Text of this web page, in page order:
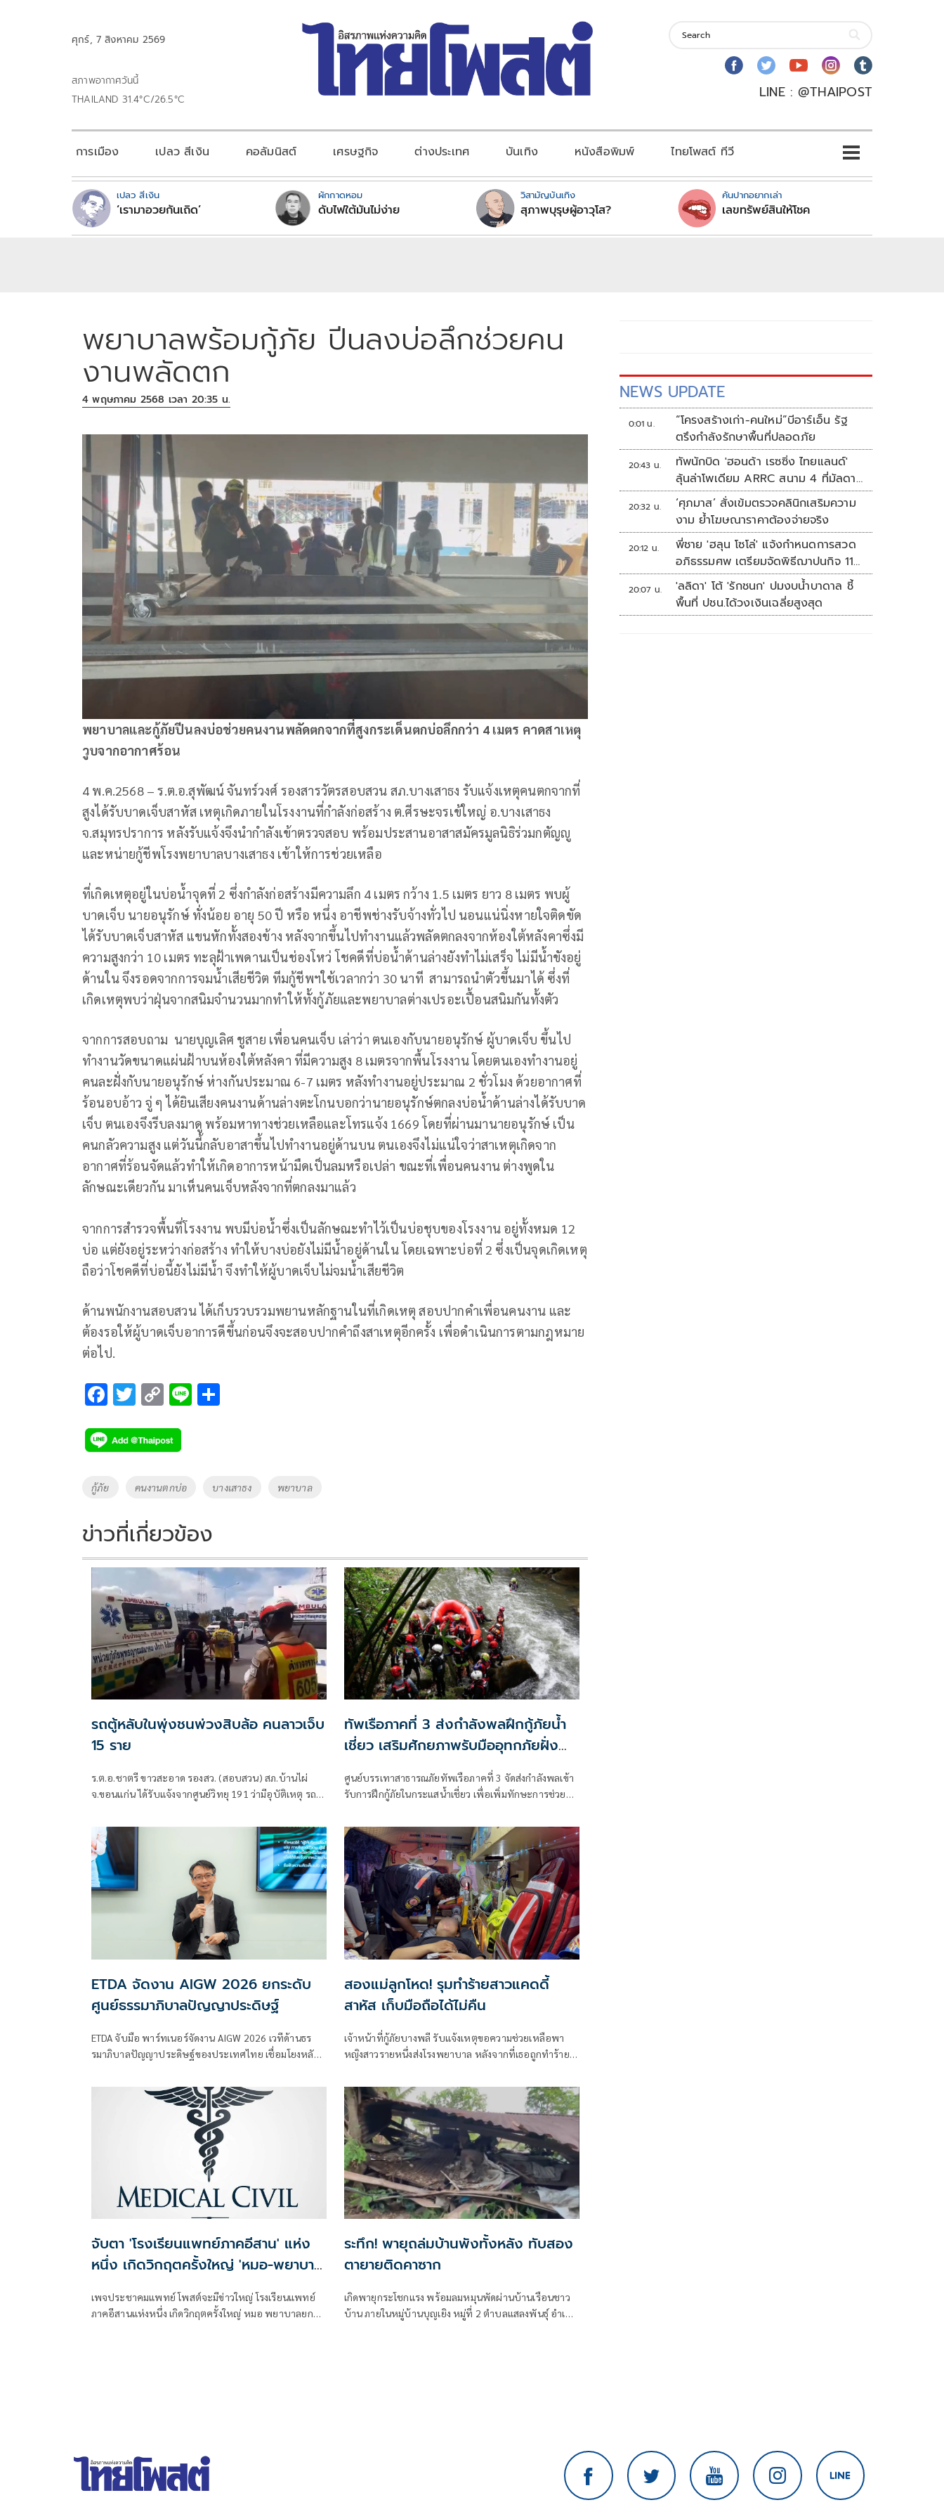
ศุกร์, 7 สิงหาคม 2569
สภาพอากาศวันนี้
THAILAND 31.4°C/26.5°C
LINE : @THAIPOST
การเมือง เปลว สีเงิน คอลัมนิสต์ เศรษฐกิจ ต่างประเทศ บันเทิง หนังสือพิมพ์ ไทยโพสต์ ทีวี
เปลว สีเงิน
‘เรามาอวยกันเถิด’
ผักกาดหอม
ดับไฟใต้มันไม่ง่าย
วิสามัญบันเทิง
สุภาพบุรุษผู้อาวุโส?
คันปากอยากเล่า
เลขทรัพย์สินให้โชค
พยาบาลพร้อมกู้ภัย ปีนลงบ่อลึกช่วยคน
งานพลัดตก
4 พฤษภาคม 2568 เวลา 20:35 น.
พยาบาลและกู้ภัยปีนลงบ่อช่วยคนงานพลัดตกจากที่สูงกระเด็นตกบ่อลึกกว่า 4 เมตร คาดสาเหตุ
วูบจากอากาศร้อน
4 พ.ค.2568 – ร.ต.อ.สุพัฒน์ จันทร์วงศ์ รองสารวัตรสอบสวน สภ.บางเสาธง รับแจ้งเหตุคนตกจากที่
สูงได้รับบาดเจ็บสาหัส เหตุเกิดภายในโรงงานที่กำลังก่อสร้าง ต.ศีรษะจรเข้ใหญ่ อ.บางเสาธง
จ.สมุทรปราการ หลังรับแจ้งจึงนำกำลังเข้าตรวจสอบ พร้อมประสานอาสาสมัครมูลนิธิร่วมกตัญญู
และหน่ายกู้ชีพโรงพยาบาลบางเสาธง เข้าให้การช่วยเหลือ
ที่เกิดเหตุอยู่ในบ่อน้ำจุดที่ 2 ซึ่งกำลังก่อสร้างมีความลึก 4 เมตร กว้าง 1.5 เมตร ยาว 8 เมตร พบผู้
บาดเจ็บ นายอนุรักษ์ ทั่งน้อย อายุ 50 ปี หรือ หนึ่ง อาชีพช่างรับจ้างทั่วไป นอนแน่นิ่งหายใจติดขัด
ได้รับบาดเจ็บสาหัส แขนหักทั้งสองข้าง หลังจากขึ้นไปทำงานแล้วพลัดตกลงจากห้องใต้หลังคาซึ่งมี
ความสูงกว่า 10 เมตร ทะลุฝ้าเพดานเป็นช่องโหว่ โชคดีที่บ่อน้ำด้านล่างยังทำไม่เสร็จ ไม่มีน้ำขังอยู่
ด้านใน จึงรอดจากการจมน้ำเสียชีวิต ทีมกู้ชีพฯใช้เวลากว่า 30 นาที สามารถนำตัวขึ้นมาได้ ซึ่งที่
เกิดเหตุพบว่าฝุ่นจากสนิมจำนวนมากทำให้ทั้งกู้ภัยและพยาบาลต่างเปรอะเปื้อนสนิมกันทั้งตัว
จากการสอบถาม นายบุญเลิศ ชูสาย เพื่อนคนเจ็บ เล่าว่า ตนเองกับนายอนุรักษ์ ผู้บาดเจ็บ ขึ้นไป
ทำงานวัดขนาดแผ่นฝ้าบนห้องใต้หลังคา ที่มีความสูง 8 เมตรจากพื้นโรงงาน โดยตนเองทำงานอยู่
คนละฝั่งกับนายอนุรักษ์ ห่างกันประมาณ 6-7 เมตร หลังทำงานอยู่ประมาณ 2 ชั่วโมง ด้วยอากาศที่
ร้อนอบอ้าว จู่ ๆ ได้ยินเสียงคนงานด้านล่างตะโกนบอกว่านายอนุรักษ์ตกลงบ่อน้ำด้านล่างได้รับบาด
เจ็บ ตนเองจึงรีบลงมาดู พร้อมหาทางช่วยเหลือและโทรแจ้ง 1669 โดยที่ผ่านมานายอนุรักษ์ เป็น
คนกลัวความสูง แต่วันนี้กลับอาสาขึ้นไปทำงานอยู่ด้านบน ตนเองจึงไม่แน่ใจว่าสาเหตุเกิดจาก
อากาศที่ร้อนจัดแล้วทำให้เกิดอาการหน้ามืดเป็นลมหรือเปล่า ขณะที่เพื่อนคนงาน ต่างพูดใน
ลักษณะเดียวกัน มาเห็นคนเจ็บหลังจากที่ตกลงมาแล้ว
จากการสำรวจพื้นที่โรงงาน พบมีบ่อน้ำซึ่งเป็นลักษณะทำไว้เป็นบ่อชุบของโรงงาน อยู่ทั้งหมด 12
บ่อ แต่ยังอยู่ระหว่างก่อสร้าง ทำให้บางบ่อยังไม่มีน้ำอยู่ด้านใน โดยเฉพาะบ่อที่ 2 ซึ่งเป็นจุดเกิดเหตุ
ถือว่าโชคดีที่บ่อนี้ยังไม่มีน้ำ จึงทำให้ผู้บาดเจ็บไม่จมน้ำเสียชีวิต
ด้านพนักงานสอบสวน ได้เก็บรวบรวมพยานหลักฐานในที่เกิดเหตุ สอบปากคำเพื่อนคนงาน และ
ต้องรอให้ผู้บาดเจ็บอาการดีขึ้นก่อนจึงจะสอบปากคำถึงสาเหตุอีกครั้ง เพื่อดำเนินการตามกฎหมาย
ต่อไป.
F
e
b
o
k
T
tt
er
C
p
y
Li
k
Li
Tags
กู้ภัย คนงานตกบ่อ บางเสาธง พยาบาล
ข่าวที่เกี่ยวข้อง
รถตู้หลับในพุ่งชนพ่วงสิบล้อ คนลาวเจ็บ
15 ราย
ร.ต.อ.ชาตรี ขาวสะอาด รองสว. (สอบสวน) สภ.บ้านไผ่
จ.ขอนแก่น ได้รับแจ้งจากศูนย์วิทยุ 191 ว่ามีอุบัติเหตุ รถตู้
ทัพเรือภาคที่ 3 ส่งกำลังพลฝึกกู้ภัยน้ำ
เชี่ยว เสริมศักยภาพรับมืออุทกภัยฝั่ง
ศูนย์บรรเทาสาธารณภัยทัพเรือภาคที่ 3 จัดส่งกำลังพลเข้า
รับการฝึกกู้ภัยในกระแสน้ำเชี่ยว เพื่อเพิ่มทักษะการช่วย
ETDA จัดงาน AIGW 2026 ยกระดับ
ศูนย์ธรรมาภิบาลปัญญาประดิษฐ์
ETDA จับมือ พาร์ทเนอร์จัดงาน AIGW 2026 เวทีด้านธร
รมาภิบาลปัญญาประดิษฐ์ของประเทศไทย เชื่อมโยงหลัก
ไปใช้ได้จริงในบริบทของประเทศไทย
สองแม่ลูกโหด! รุมทำร้ายสาวแคดดี้
สาหัส เก็บมือถือได้ไม่คืน
เจ้าหน้าที่กู้ภัยบางพลี รับแจ้งเหตุขอความช่วยเหลือพา
หญิงสาวรายหนึ่งส่งโรงพยาบาล หลังจากที่เธอถูกทำร้าย
จับตา 'โรงเรียนแพทย์ภาคอีสาน' แห่ง
หนึ่ง เกิดวิกฤตครั้งใหญ่ 'หมอ-พยาบาล'
เพจประชาคมแพทย์ โพสต์จะมีข่าวใหญ่ โรงเรียนแพทย์
ภาคอีสานแห่งหนึ่ง เกิดวิกฤตครั้งใหญ่ หมอ พยาบาลยกทีม
ระทึก! พายุถล่มบ้านพังทั้งหลัง ทับสอง
ตายายติดคาซาก
เกิดพายุกระโชกแรง พร้อมลมหมุนพัดผ่านบ้านเรือนชาว
บ้าน ภายในหมู่บ้านบุญเยิง หมู่ที่ 2 ตำบลแสลงพันธุ์ อำเภอ
NEWS UPDATE
0:01 น.
“โครงสร้างเก่า-คนใหม่”บีอาร์เอ็น รัฐ
ตรึงกำลังรักษาพื้นที่ปลอดภัย
20:43 น.
ทัพนักบิด 'ฮอนด้า เรซซิ่ง ไทยแลนด์'
ลุ้นล่าโพเดียม ARRC สนาม 4 ที่มัลดาลิ
กา
20:32 น.
‘ศุภมาส’ สั่งเข้มตรวจคลินิกเสริมความ
งาม ย้ำโฆษณาราคาต้องจ่ายจริง
20:12 น.
พี่ชาย 'ฮลุน โซโล่' แจ้งกำหนดการสวด
อภิธรรมศพ เตรียมจัดพิธีฌาปนกิจ 11
ส.ค.
20:07 น.
'ลลิดา' โต้ 'รักชนก' ปมงบน้ำบาดาล ชี้
พื้นที่ ปชน.ได้วงเงินเฉลี่ยสูงสุด